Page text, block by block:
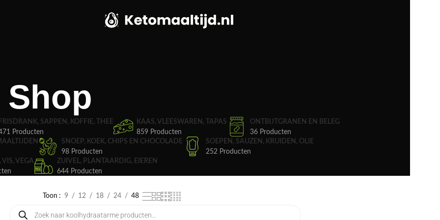
Shop
FRISDRANK, SAPPEN, KOFFIE, THEE
Producten
KAAS, VLEESWAREN, TAPAS
859 Producten
ONTBIJTGRANEN EN BELEG
36 Producten
SNOEP, KOEK, CHIPS EN CHOCOLADE
98 Producten
SOEPEN, SAUZEN, KRUIDEN, OLIE
252 Producten
VIS, VEGA
ZUIVEL, PLANTAARDIG, EIEREN
644 Producten
Toon 9 12 18 24 48